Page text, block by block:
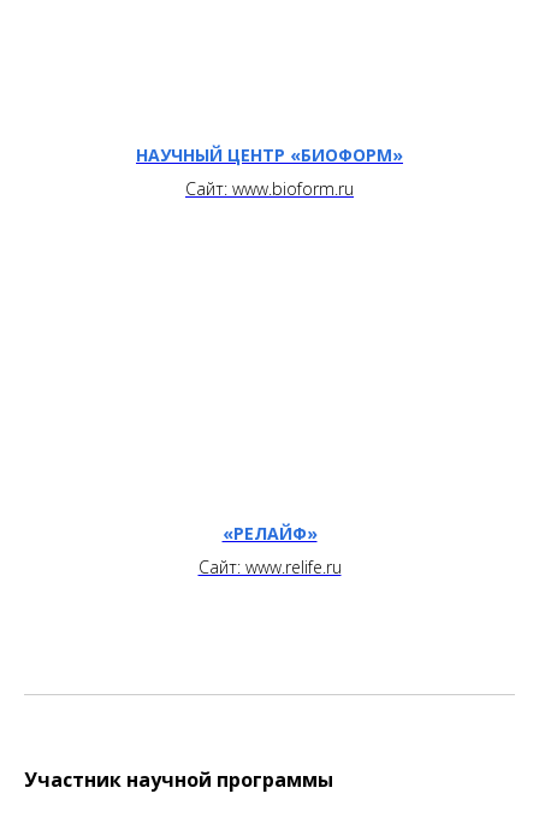
НАУЧНЫЙ ЦЕНТР «БИОФОРМ»
Сайт: www.bioform.ru
«РЕЛАЙФ»
Сайт: www.relife.ru
Участник научной программы